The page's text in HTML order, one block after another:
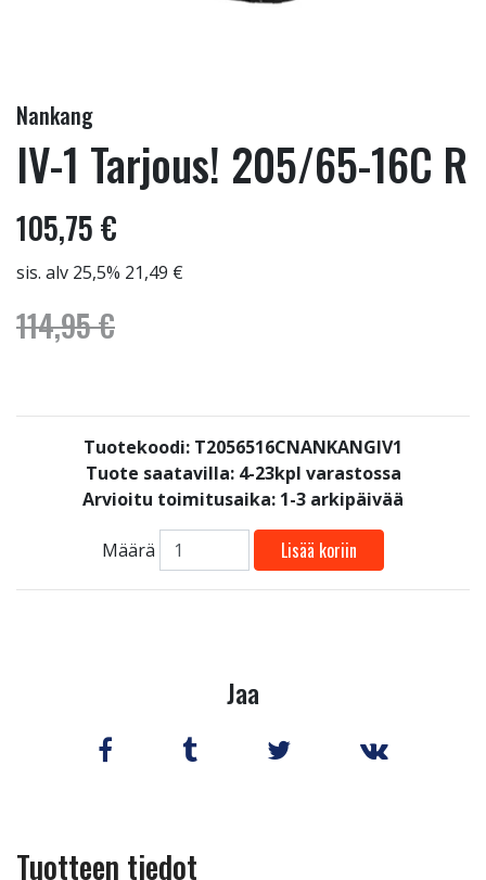
Nankang
IV-1 Tarjous! 205/65-16C R
105,75 €
sis. alv 25,5% 21,49 €
114,95 €
Tuotekoodi: T2056516CNANKANGIV1
Tuote saatavilla: 4-23kpl varastossa
Arvioitu toimitusaika: 1-3 arkipäivää
Määrä Lisää koriin
Jaa
Tuotteen tiedot